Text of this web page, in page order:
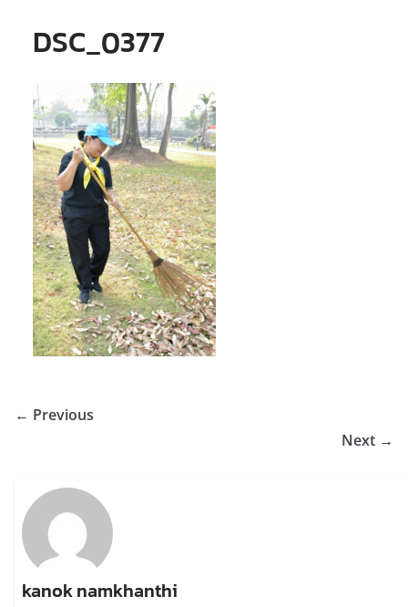
DSC_0377
← Previous
Next →
kanok namkhanthi